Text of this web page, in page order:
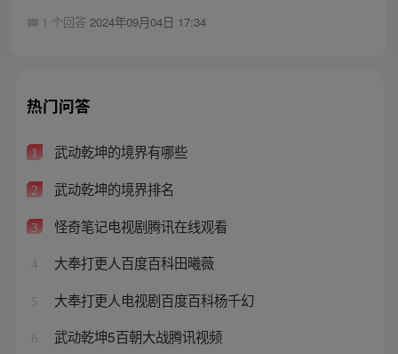
1 个回答 2024年09月04日 17:34
热门问答
1 武动乾坤的境界有哪些
2 武动乾坤的境界排名
3 怪奇笔记电视剧腾讯在线观看
4 大奉打更人百度百科田曦薇
5 大奉打更人电视剧百度百科杨千幻
6 武动乾坤5百朝大战腾讯视频